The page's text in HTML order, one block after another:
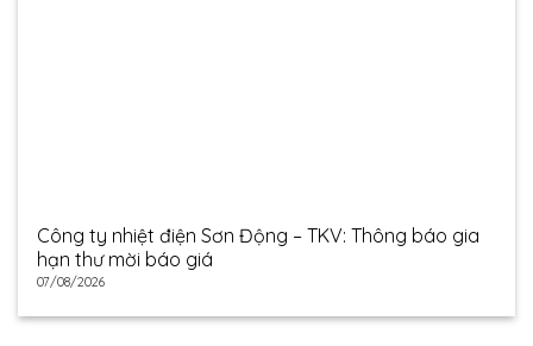
Công ty nhiệt điện Sơn Động – TKV: Thông báo gia
hạn thư mời báo giá
07/08/2026